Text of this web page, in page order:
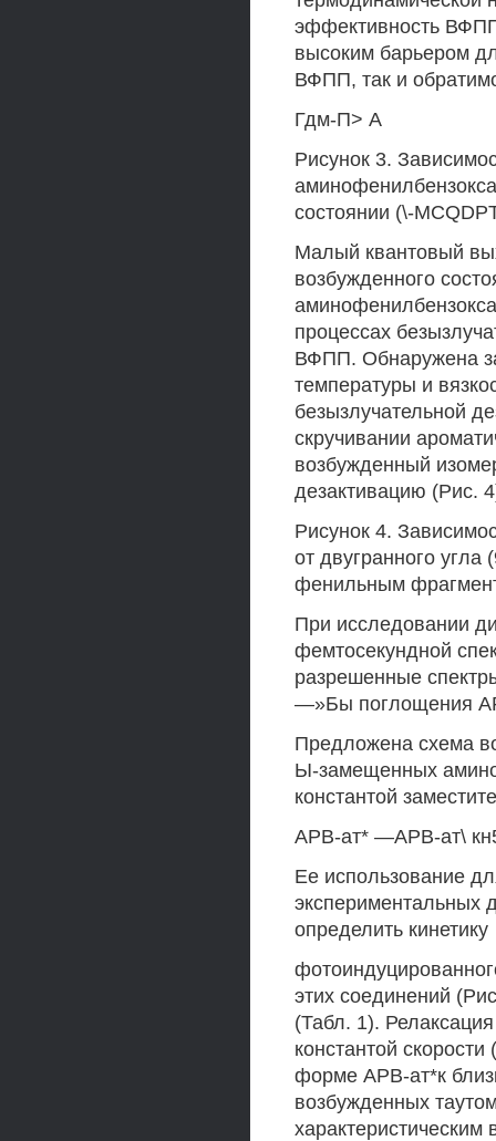
эффективность
высоким барьером
ВФПП, так и
Гдм-П> А
Рисунок 3.
состоянии (\-
Малый квантовый
возбужденного
процессах
ВФПП. Обнаружена
температуры и
безызлучательной
скручивании
возбужденный
дезактивацию (Рис.
Рисунок 4.
от двугранного
фенильным
При исследовании
фемтосекундной
разрешенные
—»Бы поглощения
Предложена схема
Ы-замещенных
константой
АРВ-ат* —АРВ-ат\
Ее использование
экспериментальных
определить кинетику
этих соединений
(Табл. 1).
константой
форме АРВ-ат*к
возбужденных
характеристическим